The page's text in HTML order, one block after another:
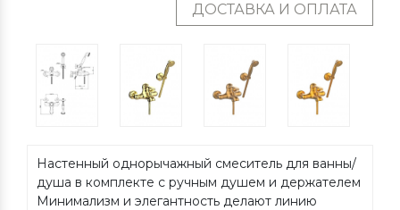
ДОСТАВКА И ОПЛАТА
Настенный однорычажный смеситель для ванны/
душа в комплекте с ручным душем и держателем
Минимализм и элегантность делают линию